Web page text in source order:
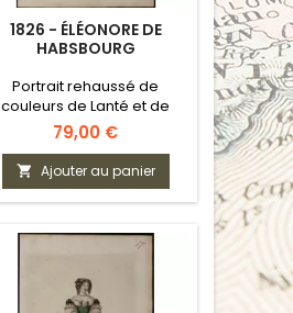
1826 - ÉLÉONORE DE
HABSBOURG
Portrait rehaussé de
couleurs de Lanté et de
Gatine
Prix
79,00 €
 Ajouter au panier